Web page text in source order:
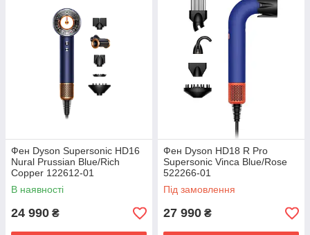
Фен Dyson Supersonic HD16
Nural Prussian Blue/Rich
Copper 122612-01
В наявності
24 990 ₴
Фен Dyson HD18 R Pro
Supersonic Vinca Blue/Rose
522266-01
Під замовлення
27 990 ₴